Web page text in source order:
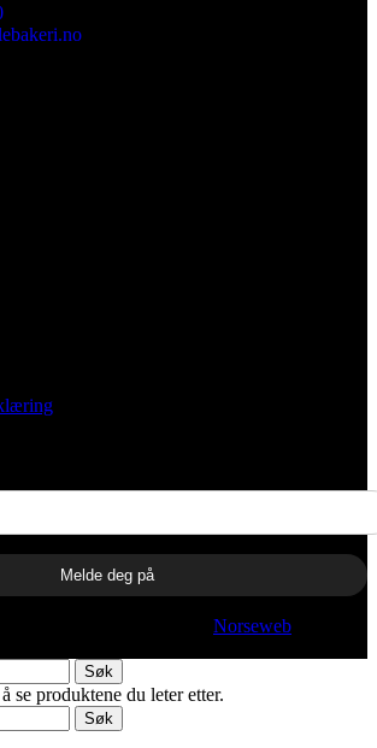
Norseweb
Søk
se produktene du leter etter.
Søk